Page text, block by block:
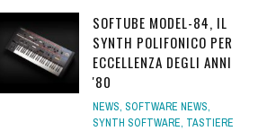
SOFTUBE MODEL-84, IL
SYNTH POLIFONICO PER
ECCELLENZA DEGLI ANNI
'80
NEWS, SOFTWARE NEWS,
SYNTH SOFTWARE, TASTIERE
guitar
hardware
keyboard
MIDI
piano